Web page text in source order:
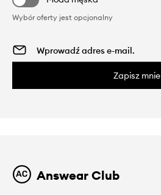
Wybór oferty jest opcjonalny
Zapisz mnie
Answear Club